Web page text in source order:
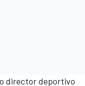
director deportivo